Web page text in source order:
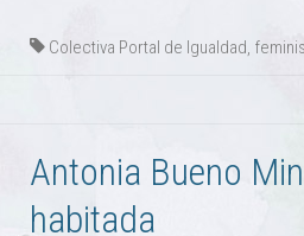
Colectiva Portal de Igualdad,
Antonia Bueno
habitada